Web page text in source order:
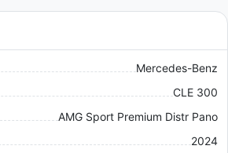
Mercedes-Benz
CLE 300
AMG Sport Premium Distr Pano
2024